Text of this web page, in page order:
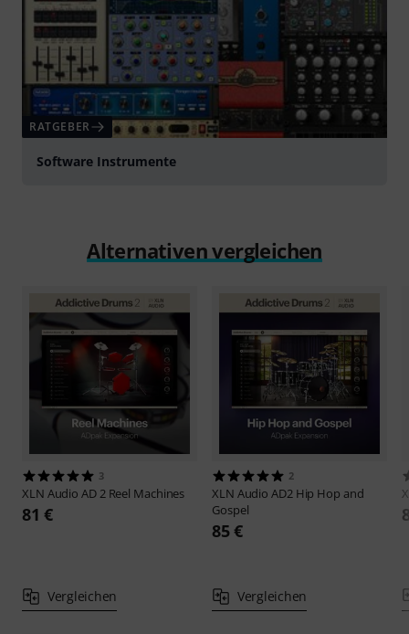
RATGEBER
Software Instrumente
Alternativen vergleichen
3
XLN AudioAD 2 Reel Machines
81 €
Vergleichen
2
XLN AudioAD2 Hip Hop and
Gospel
85 €
Vergleichen